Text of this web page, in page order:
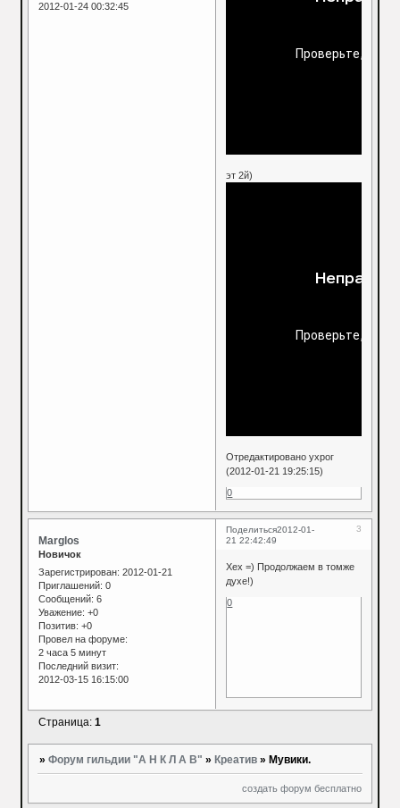
2012-01-24 00:32:45
эт 2й)
Отредактировано ухрог
(2012-01-21 19:25:15)
0
Поделиться 3
2012-01-
21 22:42:49
Marglos
Новичок
Зарегистрирован: 2012-01-21
Приглашений: 0
Сообщений: 6
Уважение: +0
Позитив: +0
Провел на форуме:
2 часа 5 минут
Последний визит:
2012-03-15 16:15:00
Хех =) Продолжаем в томже
духе!)
0
Страница:1
»Форум гильдии "А Н К Л А В" » Креатив » Мувики.
создать форум бесплатно